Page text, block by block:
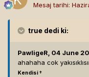
Mesaj tarihi:
true dedi ki:
PawligeR, 04 June
ahahaha cok
Kendisi †